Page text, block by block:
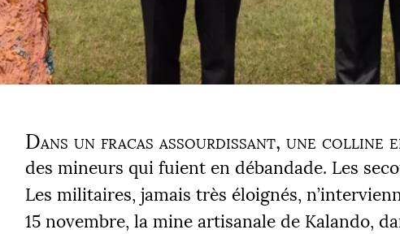
Dans un fracas assourdissant, une colline
des mineurs qui fuient en débandade. Les
Les militaires, jamais très éloignés,
15 novembre, la mine artisanale de Kalando,